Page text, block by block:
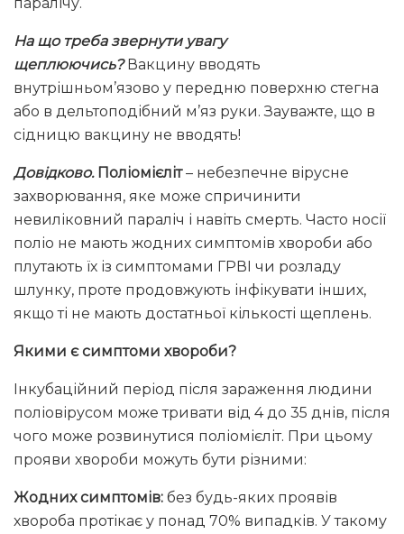
На що треба звернути увагу
щеплюючись?Вакцину вводять
внутрішньом’язово у передню поверхню стегна
або в дельтоподібний м’яз руки. Зауважте, що в
сідницю вакцину не вводять!
Довідково. Поліомієліт – небезпечне вірусне
захворювання, яке може спричинити
невиліковний параліч і навіть смерть. Часто носії
поліо не мають жодних симптомів хвороби або
плутають їх із симптомами ГРВІ чи розладу
шлунку, проте продовжують інфікувати інших,
якщо ті не мають достатньої кількості щеплень.
Якими є симптоми хвороби?
Інкубаційний період після зараження людини
поліовірусом може тривати від 4 до 35 днів, після
чого може розвинутися поліомієліт. При цьому
прояви хвороби можуть бути різними:
Жодних симптомів: без будь-яких проявів
хвороба протікає у понад 70% випадків. У такому